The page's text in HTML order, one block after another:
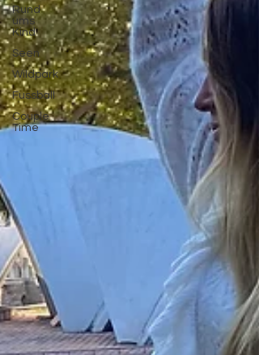
Rund
ums
Kind
Seen
Wildpark
Fussball
Couple
Time